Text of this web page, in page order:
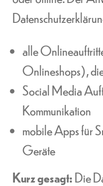
alle
Onlineshops),
Social Media
Kommunikation
mobile Apps für
Geräte
Kurz gesagt:Die